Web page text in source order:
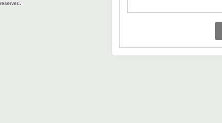
reserved.